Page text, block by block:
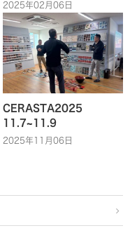
2025年02月06日
CERASTA2025
11.7~11.9
2025年11月06日